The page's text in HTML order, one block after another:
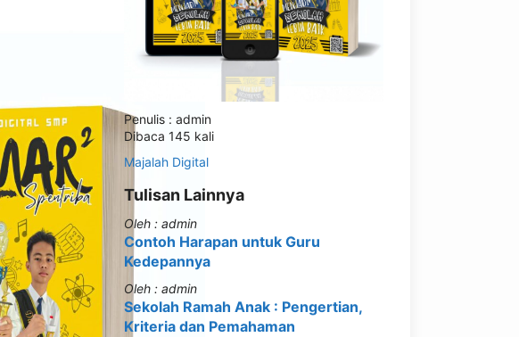
Penulis : admin
Dibaca 145 kali
Majalah Digital
Tulisan Lainnya
Oleh : admin
Contoh Harapan untuk Guru
Kedepannya
Oleh : admin
Sekolah Ramah Anak : Pengertian,
Kriteria dan Pemahaman